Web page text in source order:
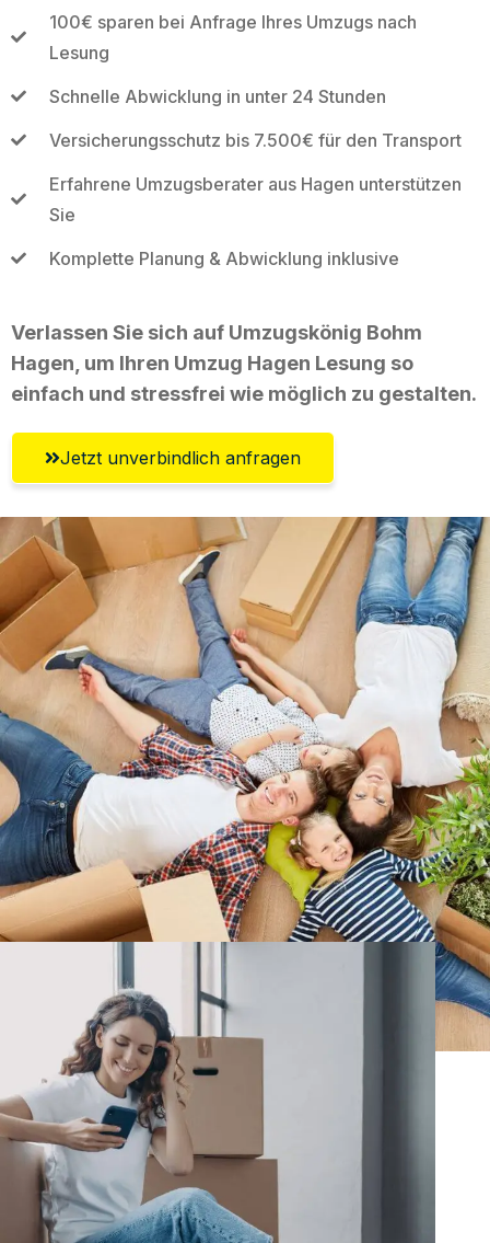
100€ sparen bei Anfrage Ihres Umzugs nach
Lesung
Schnelle Abwicklung in unter 24 Stunden
Versicherungsschutz bis 7.500€ für den Transport
Erfahrene Umzugsberater aus Hagen unterstützen
Sie
Komplette Planung & Abwicklung inklusive
Verlassen Sie sich auf Umzugskönig Bohm
Hagen, um Ihren Umzug Hagen Lesung so
einfach und stressfrei wie möglich zu gestalten.
Jetzt unverbindlich anfragen